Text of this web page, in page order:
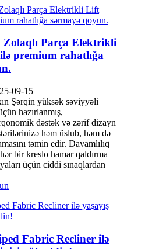
Zolaqlı Parça Elektrikli
premium rahatlığa
09-15
Şərqin yüksək səviyyəli
hazırlanmış,
dəstək və zərif dizayn
həm üslub, həm də
təmin edir. Davamlılıq
bir kreslo hamar qaldırma
üçün ciddi sınaqlardan
Fabric Recliner ilə